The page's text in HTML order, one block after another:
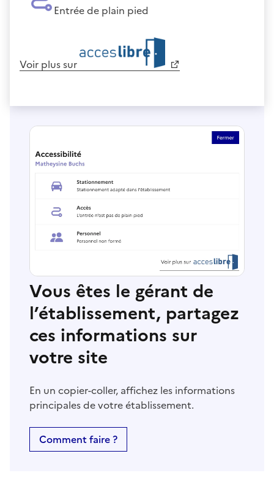
Entrée de plain pied
Voir plus sur
Vous êtes le gérant de
l’établissement, partagez
ces informations sur
votre site
En un copier-coller, affichez les informations
principales de votre établissement.
Comment faire ?